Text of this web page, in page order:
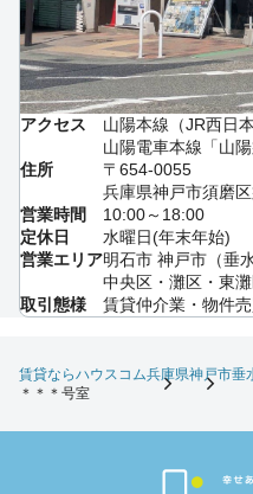
アクセス
山陽本線（JR西日
山陽電車本線「山
住所
〒654-0055
兵庫県神戸市須磨
営業時間
10:00～18:00
定休日
水曜日(年末年始)
営業エリア明石市 神戸市（垂
中央区・灘区・東灘
取引態様
賃貸仲介業・物件
賃貸ならハウスコム兵庫県神戸市垂
＊＊＊号室